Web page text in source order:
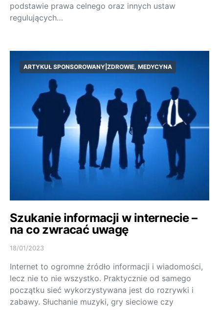
podstawie prawa celnego oraz innych ustaw
regulujących…
ARTYKUŁ SPONSOROWANY|ZDROWIE, MEDYCYNA
Szukanie informacji w internecie –
na co zwracać uwagę
18/01/2023
Internet to ogromne źródło informacji i wiadomości,
lecz nie to nie wszystko. Praktycznie od samego
początku sieć wykorzystywana jest do rozrywki i
zabawy. Słuchanie muzyki, gry sieciowe czy